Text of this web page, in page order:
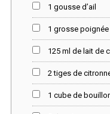
1 gousse d’ail
1 grosse
125 ml de lait de
2 tiges de
1 cube de